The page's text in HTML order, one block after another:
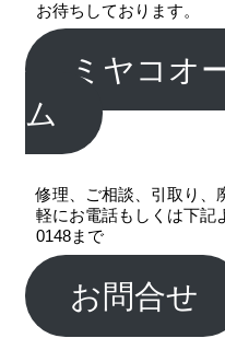
お待ちしております。
ミヤコオ
ム
修理、ご相談、引取り、
軽にお電話もしくは下記
0148まで
お問合せ